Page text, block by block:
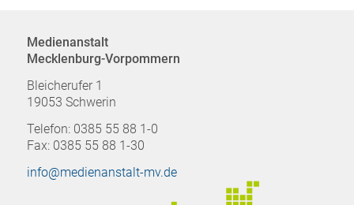
Medienanstalt
Mecklenburg-Vorpommern
Bleicherufer 1
19053 Schwerin
Telefon: 0385 55 88 1-0
Fax: 0385 55 88 1-30
info@medienanstalt-mv.de